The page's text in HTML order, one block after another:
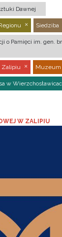
Dawnej
Siedziba
o Pamięci im. gen.
Zalipiu Muzeum
w
W ZALIPIU